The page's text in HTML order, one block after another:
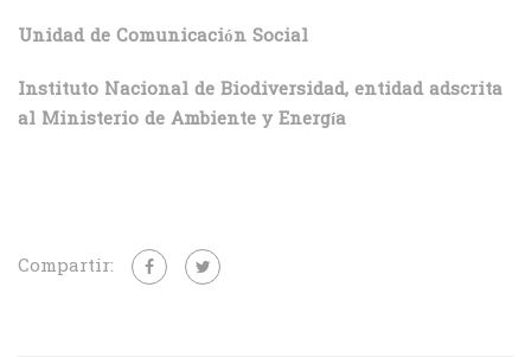
Unidad de Comunicación Social
Instituto Nacional de Biodiversidad, entidad adscrita
al Ministerio de Ambiente y Energía
Compartir: